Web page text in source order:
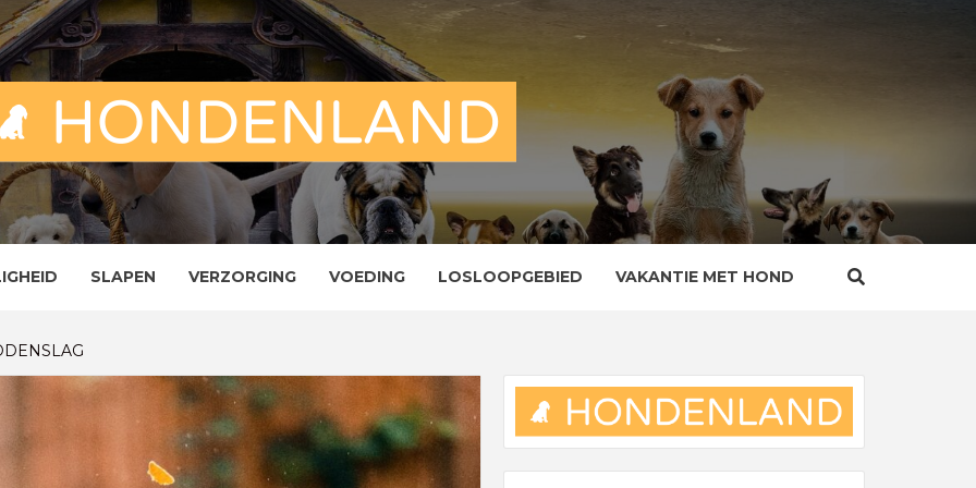
SLAPEN VERZORGING VOEDING LOSLOOPGEBIED VAKANTIE MET HOND